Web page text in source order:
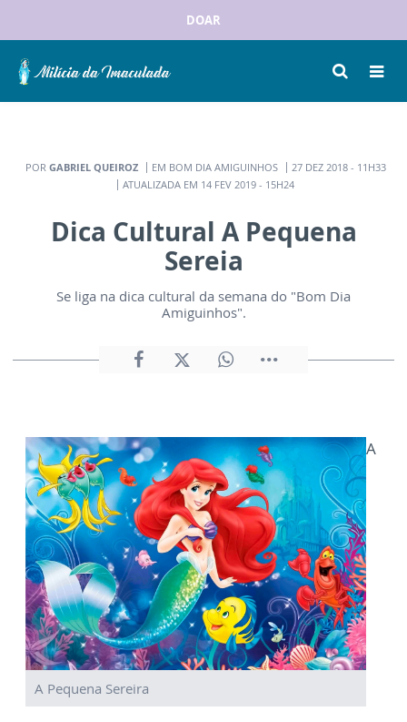
DOAR
POR GABRIEL QUEIROZ EM BOM DIA AMIGUINHOS
27 DEZ 2018 - 11H33
ATUALIZADA EM 14 FEV 2019 - 15H24
Dica Cultural A Pequena
Sereia
Se liga na dica cultural da semana do "Bom Dia
Amiguinhos".
A Pequena Sereira
A